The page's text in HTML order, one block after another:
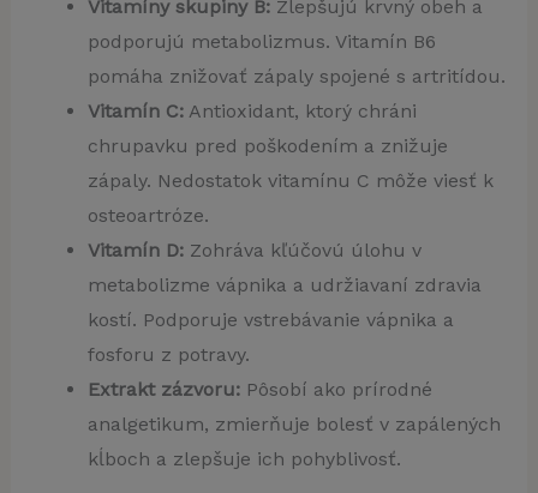
Vitamíny skupiny B:Zlepšujú krvný obeh a
podporujú metabolizmus. Vitamín B6
pomáha znižovať zápaly spojené s artritídou.
Vitamín C:Antioxidant, ktorý chráni
chrupavku pred poškodením a znižuje
zápaly. Nedostatok vitamínu C môže viesť k
osteoartróze.
Vitamín D:Zohráva kľúčovú úlohu v
metabolizme vápnika a udržiavaní zdravia
kostí. Podporuje vstrebávanie vápnika a
fosforu z potravy.
Extrakt zázvoru:Pôsobí ako prírodné
analgetikum, zmierňuje bolesť v zapálených
kĺboch a zlepšuje ich pohyblivosť.